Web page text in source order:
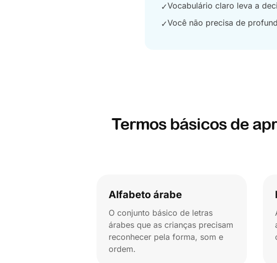
✓Vocabulário claro leva a
✓Você não precisa de
Termos básicos de
Alfabeto árabe
O conjunto básico de letras
árabes que as crianças precisam
reconhecer pela forma, som e
ordem.